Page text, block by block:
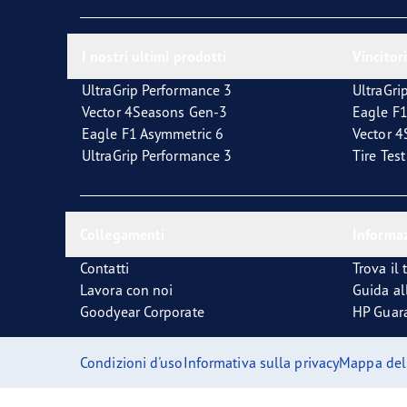
UltraGrip Performance 3
Vector 4Seasons Gen-3
Eagle F1 Asymmetric 6
UltraGrip Performance 3
Eagle
Vector
Tire
Contatti
Lavora con noi
Goodyear Corporate
Trova il
Guida
HP
Condizioni d'usoInformativa sulla privacyMappa